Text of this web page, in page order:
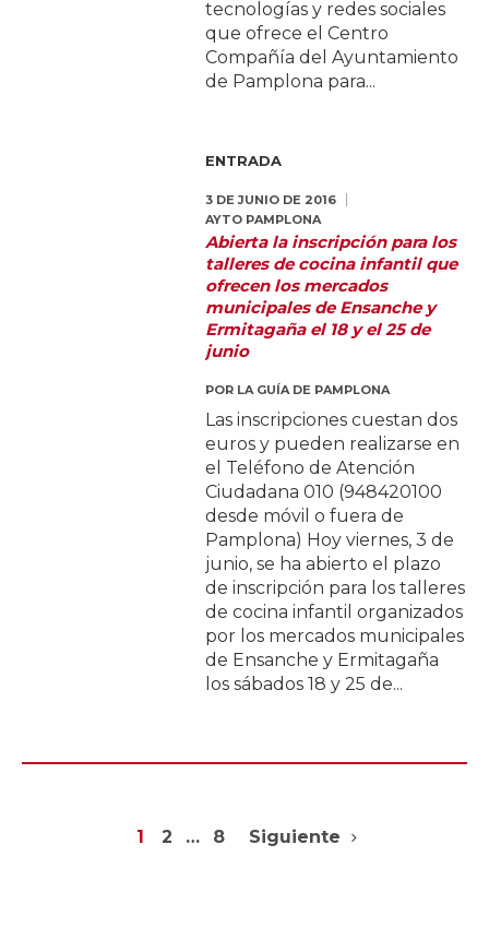
tecnologías y redes sociales
que ofrece el Centro
Compañía del Ayuntamiento
de Pamplona para...
ENTRADA
3 DE JUNIO DE 2016
AYTO PAMPLONA
Abierta la inscripción para los
talleres de cocina infantil que
ofrecen los mercados
municipales de Ensanche y
Ermitagaña el 18 y el 25 de
junio
POR LA GUÍA DE PAMPLONA
Las inscripciones cuestan dos
euros y pueden realizarse en
el Teléfono de Atención
Ciudadana 010 (948420100
desde móvil o fuera de
Pamplona) Hoy viernes, 3 de
junio, se ha abierto el plazo
de inscripción para los talleres
de cocina infantil organizados
por los mercados municipales
de Ensanche y Ermitagaña
los sábados 18 y 25 de...
1 2 … 8 Siguiente